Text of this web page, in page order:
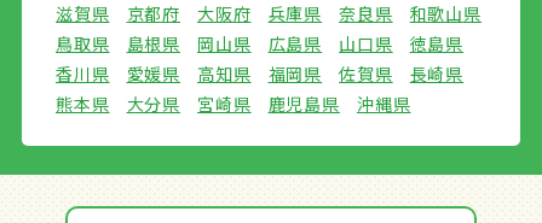
滋賀県
京都府 大阪府 兵庫県 奈良県
和歌山県
鳥取県
島根県 岡山県 広島県 山口県
徳島県
香川県
愛媛県 高知県 福岡県 佐賀県
長崎県
熊本県
大分県 宮崎県 鹿児島県 沖縄県